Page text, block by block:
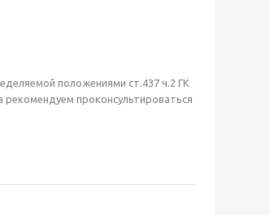
положениями ст.437 ч.2 ГК
проконсультироваться